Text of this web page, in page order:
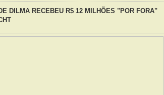
DILMA RECEBEU R$ 12 MILHÕES "POR FORA"